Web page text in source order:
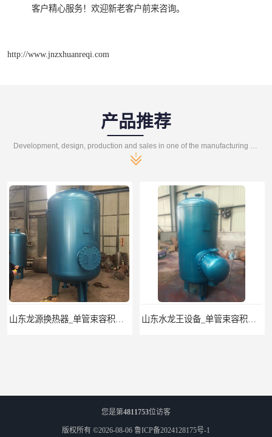
客户精心服务！欢迎新老客户前来咨询。
http://www.jnzxhuanreqi.com
产品推荐
您是第4811753位访客
版权所有 ©2026-08-06 鲁ICP备2024128175号-1